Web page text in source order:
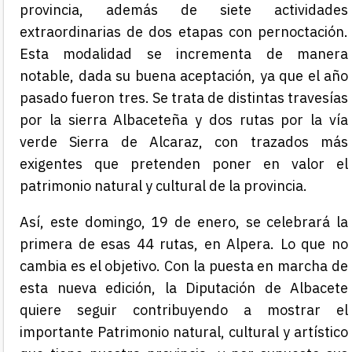
provincia, además de siete actividades
extraordinarias de dos etapas con pernoctación.
Esta modalidad se incrementa de manera
notable, dada su buena aceptación, ya que el año
pasado fueron tres. Se trata de distintas travesías
por la sierra Albaceteña y dos rutas por la vía
verde Sierra de Alcaraz, con trazados más
exigentes que pretenden poner en valor el
patrimonio natural y cultural de la provincia.
Así, este domingo, 19 de enero, se celebrará la
primera de esas 44 rutas, en Alpera. Lo que no
cambia es el objetivo. Con la puesta en marcha de
esta nueva edición, la Diputación de Albacete
quiere seguir contribuyendo a mostrar el
importante Patrimonio natural, cultural y artístico